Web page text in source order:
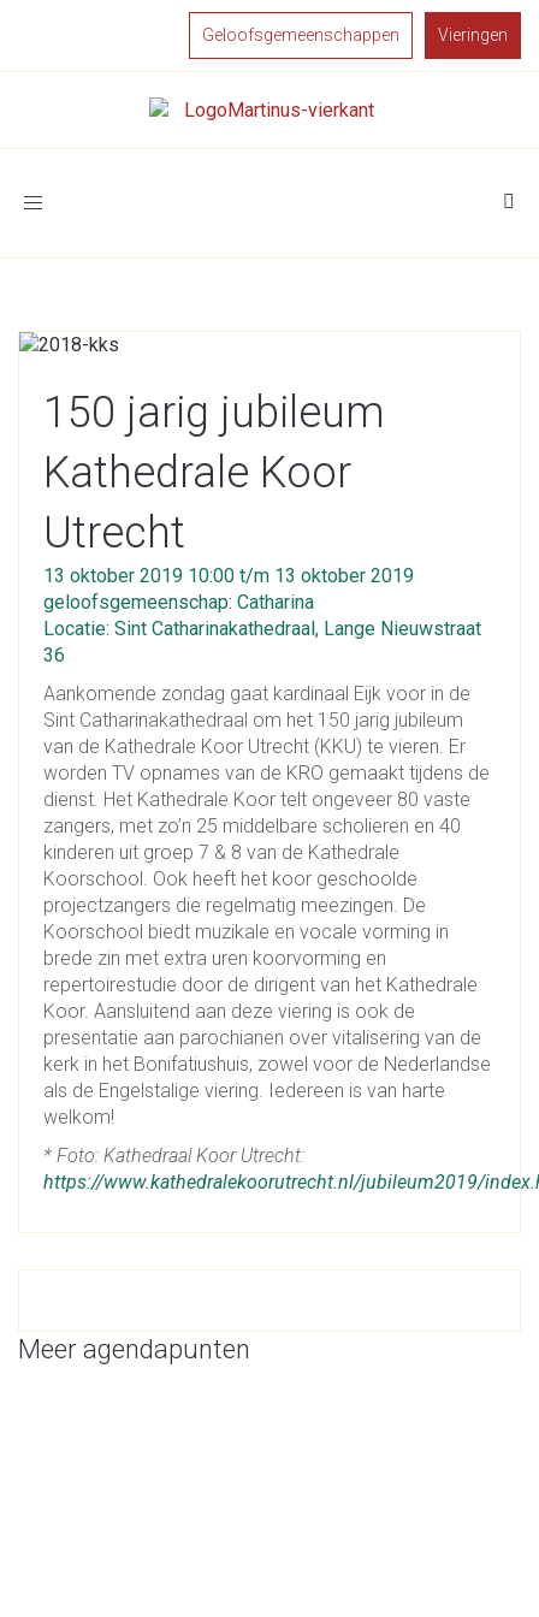
Geloofsgemeenschappen Vieringen
Toggle
150 jarig jubileum
Kathedrale Koor
Utrecht
13 oktober 2019 10:00 t/m 13 oktober 2019
geloofsgemeenschap: Catharina
Locatie: Sint Catharinakathedraal, Lange Nieuwstraat
36
Aankomende zondag gaat kardinaal Eijk voor in de
Sint Catharinakathedraal om het 150 jarig jubileum
van de Kathedrale Koor Utrecht (KKU) te vieren. Er
worden TV opnames van de KRO gemaakt tijdens de
dienst. Het Kathedrale Koor telt ongeveer 80 vaste
zangers, met zo’n 25 middelbare scholieren en 40
kinderen uit groep 7 & 8 van de Kathedrale
Koorschool. Ook heeft het koor geschoolde
projectzangers die regelmatig meezingen. De
Koorschool biedt muzikale en vocale vorming in
brede zin met extra uren koorvorming en
repertoirestudie door de dirigent van het Kathedrale
Koor. Aansluitend aan deze viering is ook de
presentatie aan parochianen over vitalisering van de
kerk in het Bonifatiushuis, zowel voor de Nederlandse
als de Engelstalige viering. Iedereen is van harte
welkom!
* Foto: Kathedraal Koor Utrecht:
https://www.kathedralekoorutrecht.nl/jubileum2019/
Meer agendapunten